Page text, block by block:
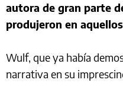
autora de gran parte
produjeron en
Wulf, que ya había
narrativa en su